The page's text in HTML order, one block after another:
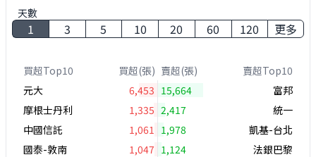
天數
1 3 5 10 20 60 120 更多
買超Top10 買超(張) 賣超(張)
賣超Top10
元大
6,453 15,664
富邦
摩根士丹利
1,335 2,417
統一
中國信託
1,061 1,978
凱基-台北
國泰-敦南
1,047 1,124
法銀巴黎